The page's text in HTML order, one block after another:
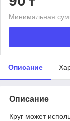
Минимальная
Описание
Описание
Круг может